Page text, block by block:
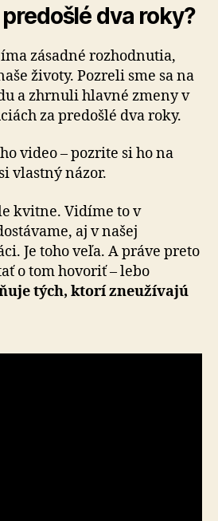
dva roky?
zásadné rozhodnutia,
životy. Pozreli sme sa na
a zhrnuli hlavné zmeny v
za predošlé dva roky.
video – pozrite si ho na
vlastný názor.
kvitne. Vidíme to v
aj v našej
Je toho veľa. A práve preto
o tom hovoriť – lebo
tých, ktorí zneužívajú